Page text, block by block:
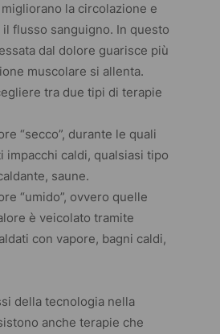
la circolazione e
flusso sanguigno. In questo
dal dolore guarisce più
muscolare si allenta.
tra due tipi di terapie
“secco”, durante le quali
impacchi caldi, qualsiasi tipo
saune.
“umido”, ovvero quelle
è veicolato tramite
con vapore, bagni caldi,
della tecnologia nella
anche terapie che